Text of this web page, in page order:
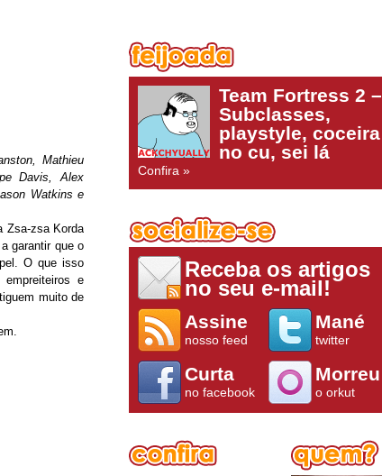
Mathieu
Davis, Alex
Watkins e
Zsa-zsa Korda
garantir que o
O que isso
e
muito de
Team Fortress 2 –
Subclasses,
playstyle, coceira
no cu, sei lá
Confira »
Receba os artigos
no seu e-mail!
Assine
nosso feed
Mané
twitter
Curta
no facebook
Morreu
o orkut